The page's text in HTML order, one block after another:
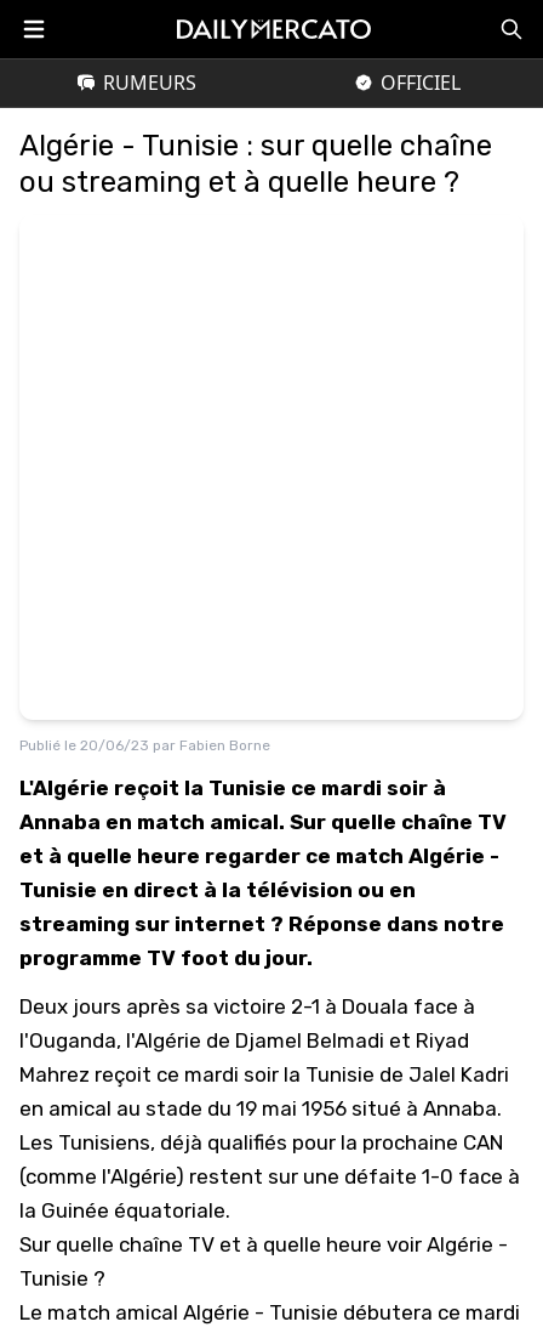
RUMEURS OFFICIEL
Algérie - Tunisie : sur quelle chaîne
ou streaming et à quelle heure ?
Publié le 20/06/23 par Fabien Borne
L'Algérie reçoit la Tunisie ce mardi soir à
Annaba en match amical. Sur quelle chaîne TV
et à quelle heure regarder ce match Algérie -
Tunisie en direct à la télévision ou en
streaming sur internet ? Réponse dans notre
programme TV foot du jour.
Deux jours après sa victoire 2-1 à Douala face à
l'Ouganda, l'Algérie de Djamel Belmadi et Riyad
Mahrez reçoit ce mardi soir la Tunisie de Jalel Kadri
en amical au stade du 19 mai 1956 situé à Annaba.
Les Tunisiens, déjà qualifiés pour la prochaine CAN
(comme l'Algérie) restent sur une défaite 1-0 face à
la Guinée équatoriale.
Sur quelle chaîne TV et à quelle heure voir Algérie -
Tunisie ?
Le match amical Algérie - Tunisie débutera ce mardi